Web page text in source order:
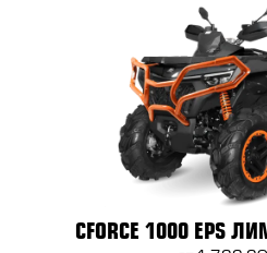
CFORCE 1000 EPS